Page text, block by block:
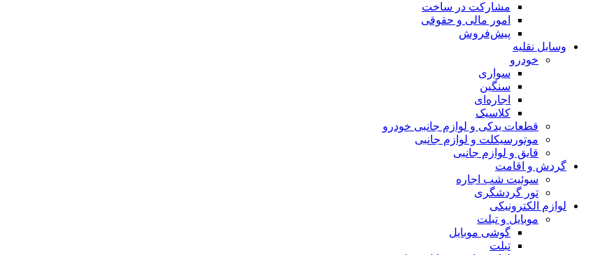
مشارکت در ساخت
امور مالی و حقوقی
پیش‌فروش
وسایل نقلیه
خودرو
سواری
سنگین
اجاره‌ای
کلاسیک
قطعات یدکی و لوازم جانبی خودرو
موتورسیکلت و لوازم جانبی
قایق و لوازم جانبی
گردش و اقامت
سوئیت شب اجاره
تور گردشگری
لوازم الکترونیکی
موبایل و تبلت
گوشی موبایل
تبلت